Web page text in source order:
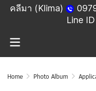
คลีมา (Klima)
Line ID
Home Photo Album